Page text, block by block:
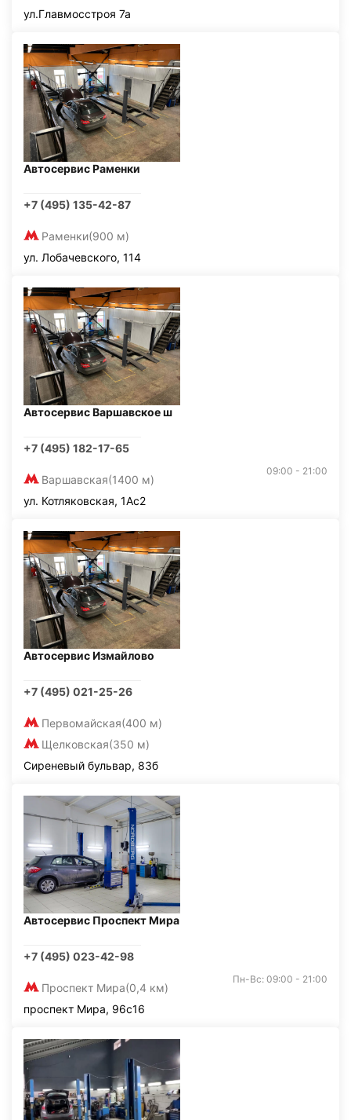
ул.Главмосстроя 7а
Автосервис Раменки
+7 (495) 135-42-87
Раменки(900 м)
ул. Лобачевского, 114
Автосервис Варшавское ш
+7 (495) 182-17-65
Варшавская(1400 м)
09:00 - 21:00
ул. Котляковская, 1Ас2
Автосервис Измайлово
+7 (495) 021-25-26
Первомайская(400 м)
Щелковская(350 м)
Сиреневый бульвар, 83б
Автосервис Проспект Мира
+7 (495) 023-42-98
Проспект Мира(0,4 км)
Пн-Вс: 09:00 - 21:00
проспект Мира, 96с16